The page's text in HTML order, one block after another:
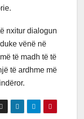
nxitur dialogun
vënë në
të madh të të
të ardhme më